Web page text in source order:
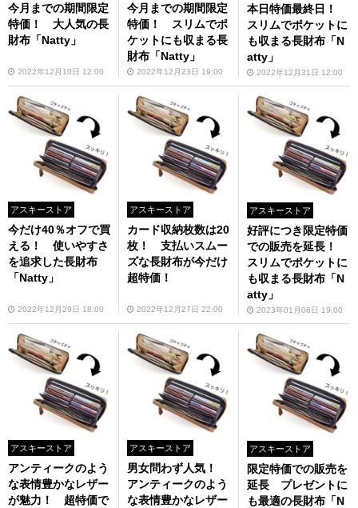
今月までの期間限定
特価！ 大人気の長
財布「Natty」
2022年12月10日 12:00
今月までの期間限定
特価！ スリムでポ
ケットにも収まる長
財布「Natty」
2022年12月23日 19:00
本日特価最終日！
スリムでポケットに
も収まる長財布「N
atty」
2022年12月31日 12:00
アスキーストア
今だけ40％オフで買
える！ 使いやすさ
を追求した長財布
「Natty」
2022年12月29日 18:00
アスキーストア
カード収納枚数は20
枚！ 支払いスムー
ズな長財布が今だけ
超特価！
2022年12月27日 22:00
アスキーストア
好評につき限定特価
での販売を延長！
スリムでポケットに
も収まる長財布「N
atty」
2023年01月06日 19:00
アスキーストア
アンティークのよう
な表情豊かなレザー
が魅力！ 超特価で
アスキーストア
男女問わず人気！
アンティークのよう
な表情豊かなレザー
アスキーストア
限定特価での販売を
延長 プレゼントに
も最適の長財布「N